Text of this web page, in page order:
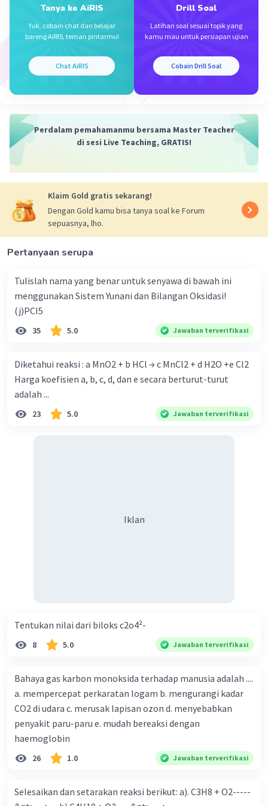
Tanya ke AiRIS
Yuk, cobain chat dan belajar
bareng AiRIS, teman pintarmu!
Chat AiRIS
Drill Soal
Latihan soal sesuai topik yang
kamu mau untuk persiapan ujian
Cobain Drill Soal
Perdalam pemahamanmu bersama Master Teacher
di sesi Live Teaching, GRATIS!
Klaim Gold gratis sekarang!
Dengan Gold kamu bisa tanya soal ke Forum
sepuasnya, lho.
Pertanyaan serupa
Tulislah nama yang benar untuk senyawa di bawah ini
menggunakan Sistem Yunani dan Bilangan Oksidasi!
(j)PCI5
35 5.0 Jawaban terverifikasi
Diketahui reaksi : a MnO2 + b HCl → c MnCl2 + d H2O +e Cl2
Harga koefisien a, b, c, d, dan e secara berturut-turut
adalah ...
23 5.0 Jawaban terverifikasi
Iklan
Tentukan nilai dari biloks c2o4²-
8 5.0 Jawaban terverifikasi
Bahaya gas karbon monoksida terhadap manusia adalah ....
a. mempercepat perkaratan logam b. mengurangi kadar
CO2 di udara c. merusak lapisan ozon d. menyebabkan
penyakit paru-paru e. mudah bereaksi dengan
haemoglobin
26 1.0 Jawaban terverifikasi
Selesaikan dan setarakan reaksi berikut: a). C3H8 + O2-----